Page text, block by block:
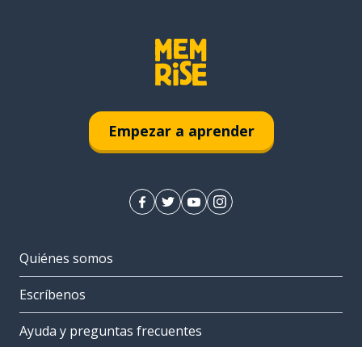
Empezar a aprender
Quiénes somos
Escríbenos
Ayuda y preguntas frecuentes